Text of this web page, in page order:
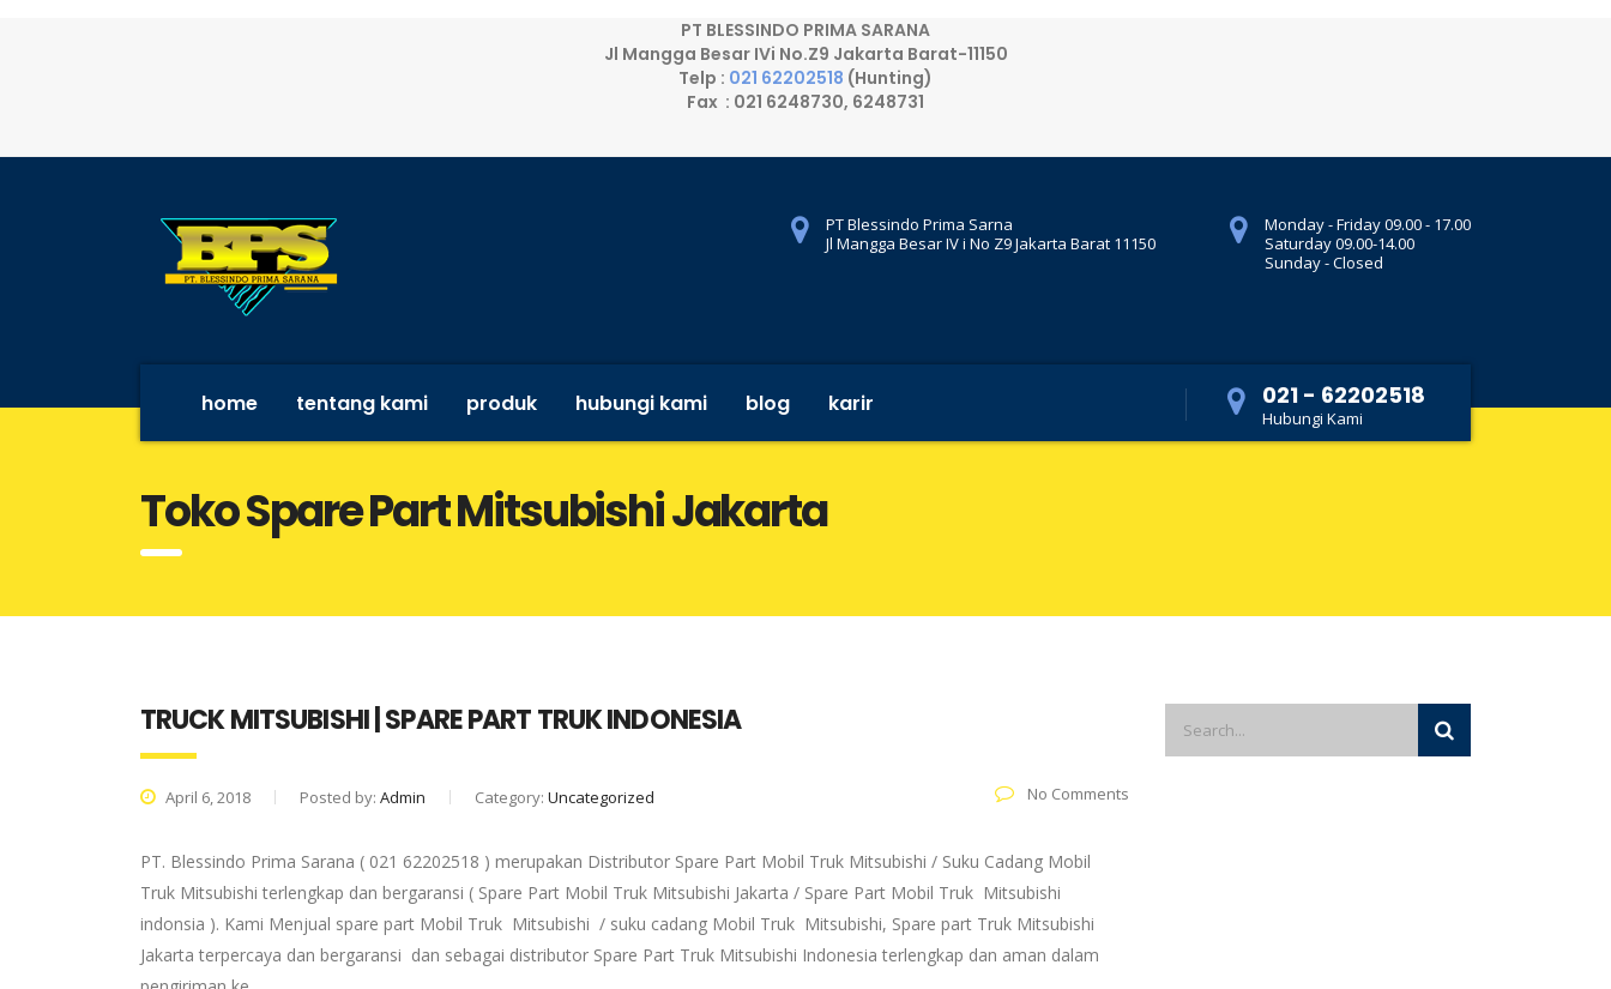
PT BLESSINDO PRIMA SARANA
Jl Mangga Besar IVi No.Z9 Jakarta Barat-11150
Telp : 021 62202518 (Hunting)
Fax : 021 6248730, 6248731
Monday - Friday 09.00 - 17.00
Saturday 09.00-14.00
Sunday - Closed
PT Blessindo Prima Sarna
Jl Mangga Besar IV i No Z9 Jakarta Barat 11150
home tentang kami produk hubungi kami blog karir 021 - 62202518
Hubungi Kami
Toko Spare Part Mitsubishi Jakarta
TRUCK MITSUBISHI | SPARE PART TRUK INDONESIA
April 6, 2018 Posted by: Admin Category: Uncategorized No Comments
PT. Blessindo Prima Sarana ( 021 62202518 ) merupakan Distributor Spare Part Mobil Truk Mitsubishi / Suku Cadang Mobil
Truk Mitsubishi terlengkap dan bergaransi ( Spare Part Mobil Truk Mitsubishi Jakarta / Spare Part Mobil Truk Mitsubishi
indonsia ). Kami Menjual spare part Mobil Truk Mitsubishi / suku cadang Mobil Truk Mitsubishi, Spare part Truk Mitsubishi
Jakarta terpercaya dan bergaransi dan sebagai distributor Spare Part Truk Mitsubishi Indonesia terlengkap dan aman dalam